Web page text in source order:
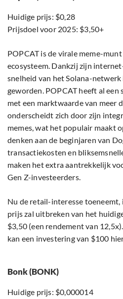
Huidige prijs: $0,28
Prijsdoel voor 2025: $3,50+
POPCAT is de virale meme-
ecosysteem. Dankzij zijn
snelheid van het Solana-
geworden. POPCAT heeft al
met een marktwaarde van meer
onderscheidt zich door zijn
memes, wat het populair maakt
denken aan de beginjaren van
transactiekosten en
maken het extra aantrekkelijk
Gen Z-investeerders.
Nu de retail-interesse
prijs zal uitbreken van het
$3,50 (een rendement van
kan een investering van $100
Bonk (BONK)
Huidige prijs: $0,000014